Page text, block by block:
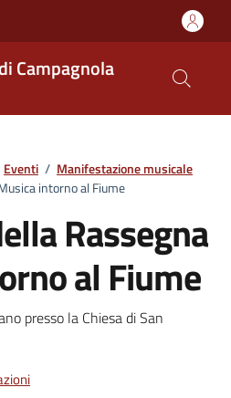
Campagnola
Eventi / Manifestazione musicale
intorno al Fiume
Rassegna
al Fiume
presso la Chiesa di San